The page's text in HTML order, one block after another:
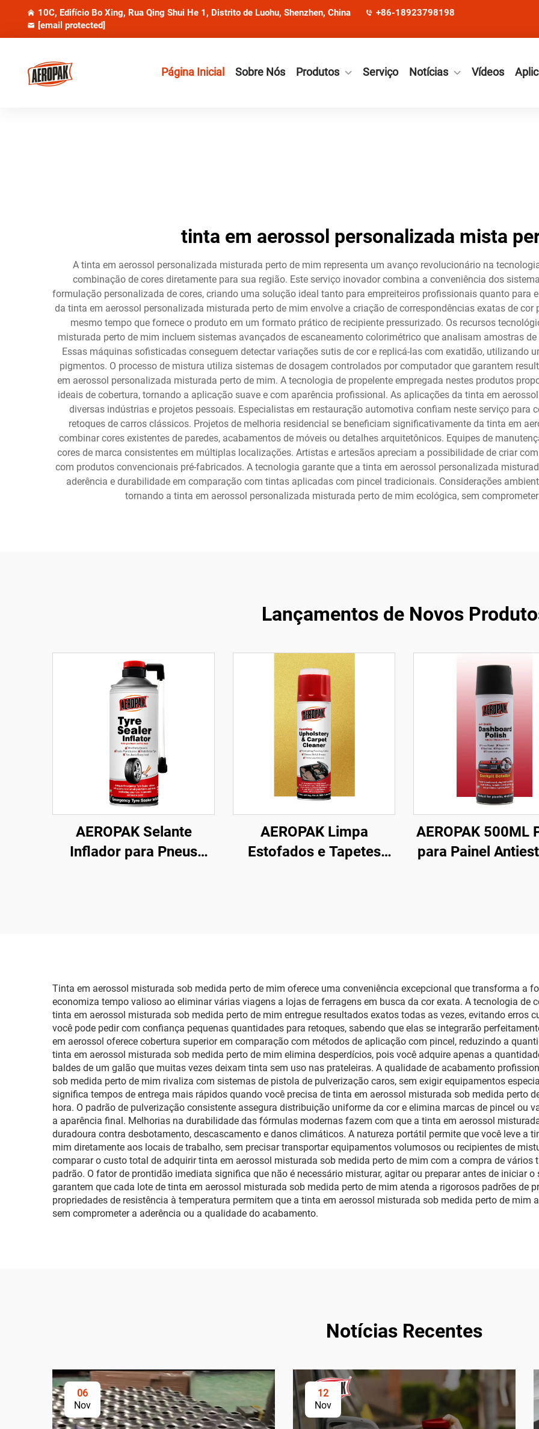
10C, Edifício Bo Xing, Rua Qing Shui He 1, Distrito de Luohu, Shenzhen, China
+86-18923798198
[email protected]
Página Inicial Sobre Nós Produtos Serviço Notícias Vídeos
tinta em aerossol personalizada mista
A tinta em aerossol personalizada misturada perto de mim representa um avanço revolucionário na
combinação de cores diretamente para sua região. Este serviço inovador combina a conveniência dos
formulação personalizada de cores, criando uma solução ideal tanto para empreiteiros profissionais quanto para
da tinta em aerossol personalizada misturada perto de mim envolve a criação de correspondências exatas de
mesmo tempo que fornece o produto em um formato prático de recipiente pressurizado. Os recursos
misturada perto de mim incluem sistemas avançados de escaneamento colorimétrico que analisam amostras
Essas máquinas sofisticadas conseguem detectar variações sutis de cor e replicá-las com exatidão, utilizando
pigmentos. O processo de mistura utiliza sistemas de dosagem controlados por computador que garantem
em aerossol personalizada misturada perto de mim. A tecnologia de propelente empregada nestes produtos
ideais de cobertura, tornando a aplicação suave e com aparência profissional. As aplicações da tinta em
diversas indústrias e projetos pessoais. Especialistas em restauração automotiva confiam neste serviço para
retoques de carros clássicos. Projetos de melhoria residencial se beneficiam significativamente da tinta em
combinar cores existentes de paredes, acabamentos de móveis ou detalhes arquitetônicos. Equipes de
cores de marca consistentes em múltiplas localizações. Artistas e artesãos apreciam a possibilidade de criar
com produtos convencionais pré-fabricados. A tecnologia garante que a tinta em aerossol personalizada
aderência e durabilidade em comparação com tintas aplicadas com pincel tradicionais. Considerações
tornando a tinta em aerossol personalizada misturada perto de mim ecológica, sem
Lançamentos de Novos
AEROPAK Selante
Inflador para Pneus
AEROPAK Limpa
Estofados e Tapetes
AEROPAK 500ML
para Painel
Tinta em aerossol misturada sob medida perto de mim oferece uma conveniência excepcional que transforma a
economiza tempo valioso ao eliminar várias viagens a lojas de ferragens em busca da cor exata. A tecnologia de
tinta em aerossol misturada sob medida perto de mim entregue resultados exatos todas as vezes, evitando erros
você pode pedir com confiança pequenas quantidades para retoques, sabendo que elas se integrarão
em aerossol oferece cobertura superior em comparação com métodos de aplicação com pincel, reduzindo a
tinta em aerossol misturada sob medida perto de mim elimina desperdícios, pois você adquire apenas a
baldes de um galão que muitas vezes deixam tinta sem uso nas prateleiras. A qualidade de acabamento
sob medida perto de mim rivaliza com sistemas de pistola de pulverização caros, sem exigir equipamentos
significa tempos de entrega mais rápidos quando você precisa de tinta em aerossol misturada sob medida perto
hora. O padrão de pulverização consistente assegura distribuição uniforme da cor e elimina marcas de pincel ou
a aparência final. Melhorias na durabilidade das fórmulas modernas fazem com que a tinta em aerossol
duradoura contra desbotamento, descascamento e danos climáticos. A natureza portátil permite que você leve a
mim diretamente aos locais de trabalho, sem precisar transportar equipamentos volumosos ou recipientes de
comparar o custo total de adquirir tinta em aerossol misturada sob medida perto de mim com a compra de vários
padrão. O fator de prontidão imediata significa que não é necessário misturar, agitar ou preparar antes de iniciar
garantem que cada lote de tinta em aerossol misturada sob medida perto de mim atenda a rigorosos padrões de
propriedades de resistência à temperatura permitem que a tinta em aerossol misturada sob medida perto de mim
sem comprometer a aderência ou a qualidade do acabamento.
Notícias Recentes
06
Nov
12
Nov